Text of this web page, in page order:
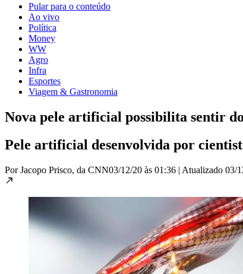
Pular para o conteúdo
Ao vivo
Política
Money
WW
Agro
Infra
Esportes
Viagem & Gastronomia
Nova pele artificial possibilita sentir
Pele artificial desenvolvida por
Por Jacopo Prisco, da CNN03/12/20 às 01:36 | Atualizado 03/